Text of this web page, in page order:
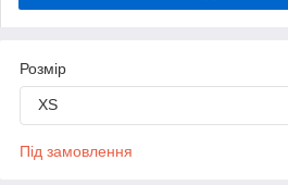
Розмір
XS
Під замовлення